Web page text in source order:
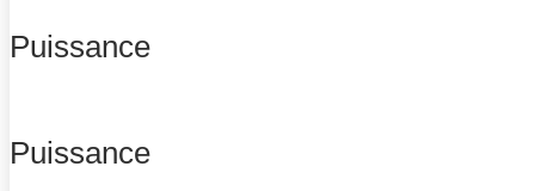
Puissance
Puissance